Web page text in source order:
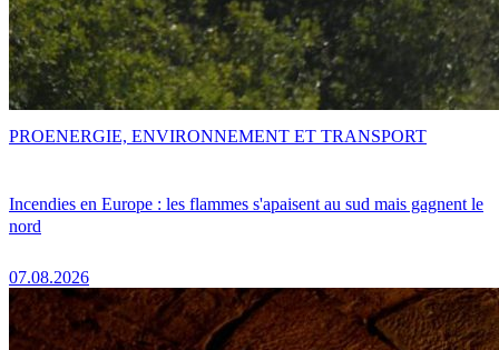
Incendies en Europe : les flammes s'apaisent au sud mais gagnent le
nord
07.08.2026
PROENERGIE, ENVIRONNEMENT ET TRANSPORT